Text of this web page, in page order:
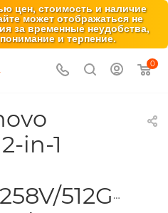
цен, стоимость и наличие
может отображаться не
за временные неудобства,
и терпение.
0
in-1
512GB